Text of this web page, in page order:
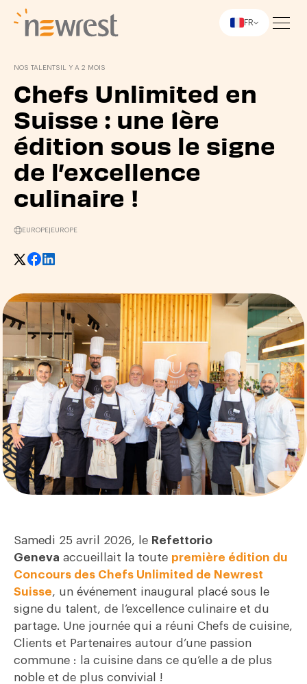
FR
NOS TALENTS IL Y A 2 MOIS
Chefs Unlimited en
Suisse : une 1ère
édition sous le signe
de l’excellence
culinaire !
EUROPE EUROPE
Samedi 25 avril 2026, le Refettorio
Geneva accueillait la toute première édition du
Concours des Chefs Unlimited de Newrest
Suisse, un événement inaugural placé sous le
signe du talent, de l’excellence culinaire et du
partage. Une journée qui a réuni Chefs de cuisine,
Clients et Partenaires autour d’une passion
commune : la cuisine dans ce qu’elle a de plus
noble et de plus convivial !